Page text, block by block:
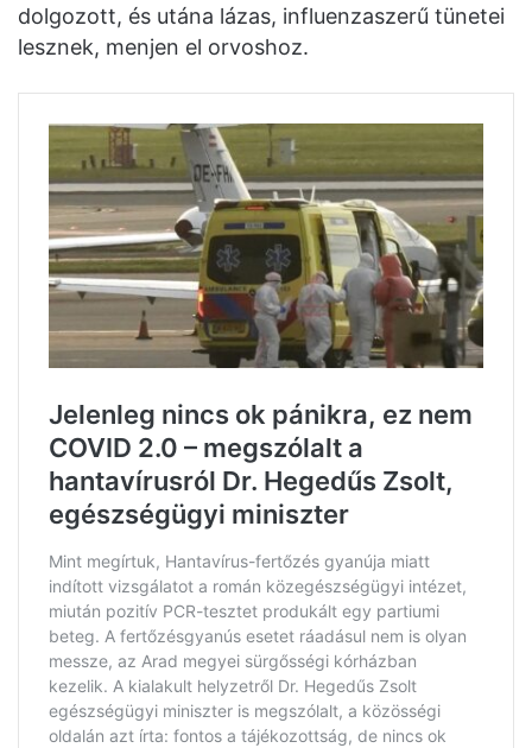
dolgozott, és utána lázas, influenzaszerű tünetei
lesznek, menjen el orvoshoz.